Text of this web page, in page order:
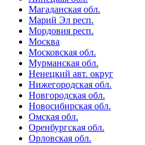
Магаданская обл.
Марий Эл респ.
Мордовия респ.
Москва
Московская обл.
Мурманская обл.
Ненецкий авт. округ
Нижегородская обл.
Новгородская обл.
Новосибирская обл.
Омская обл.
Оренбургская обл.
Орловская обл.